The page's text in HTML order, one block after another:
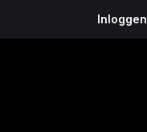
Inloggen